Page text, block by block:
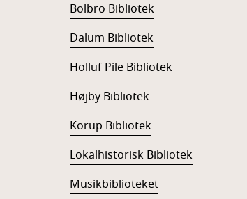
Bolbro Bibliotek
Dalum Bibliotek
Holluf Pile Bibliotek
Højby Bibliotek
Korup Bibliotek
Lokalhistorisk Bibliotek
Musikbiblioteket